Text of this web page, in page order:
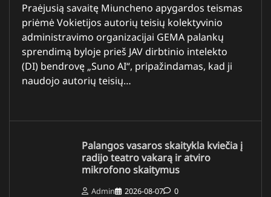
Praėjusią savaitę Miuncheno apygardos teismas
priėmė Vokietijos autorių teisių kolektyvinio
administravimo organizacijai GEMA palankų
sprendimą byloje prieš JAV dirbtinio intelekto
(DI) bendrovę „Suno AI“, pripažindamas, kad ji
naudojo autorių teisių…
Palangos vasaros skaitykla kviečia į
radijo teatro vakarą ir atviro
mikrofono skaitymus
Admin 2026-08-07 0